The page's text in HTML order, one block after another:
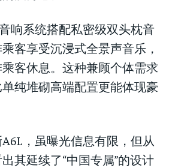
响系统搭配私密级双头枕音
客享受沉浸式全景声音乐，
客休息。这种兼顾个体需求
纯堆砌高端配置更能体现豪
，虽曝光信息有限，但从
其延续了“中国专属”的设计